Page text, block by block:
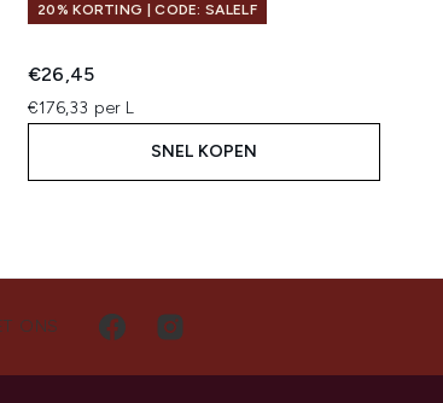
20% KORTING | CODE: SALELF
€26,45
€176,33 per L
SNEL KOPEN
ONS